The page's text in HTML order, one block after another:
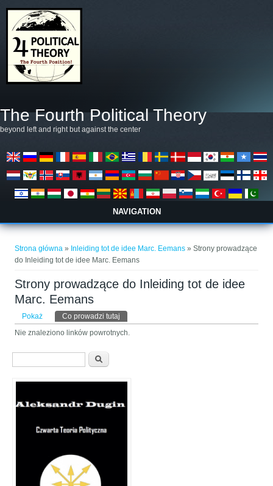
The Fourth Political Theory
beyond left and right but against the center
NAVIGATION
Strona główna » Inleiding tot de idee Marc. Eemans » Strony prowadzące
do Inleiding tot de idee Marc. Eemans
Strony prowadzące do Inleiding tot de idee
Marc. Eemans
Karty podstawowe
Pokaż Co prowadzi tutaj
Nie znaleziono linków powrotnych.
Formularz wyszukiwania